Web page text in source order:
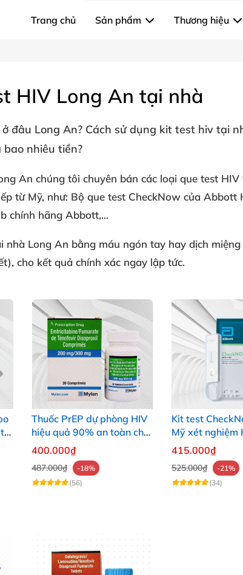
Trang chủ Sản phẩm Thương hiệu
HIV Long An tại nhà
đâu Long An? Cách sử dụng kit test hiv tại
bao nhiêu tiền?
An chúng tôi chuyên bán các loại que test HIV
từ Mỹ, như: Bộ que test CheckNow của Abbott
chính hãng Abbott,...
nhà Long An bằng máu ngón tay hay dịch
cho kết quả chính xác ngay lập tức.
Thuốc PrEP dự phòng HIV
hiệu quả 90% an toàn cho
người dùng
400.000₫
487.000₫
-18%
(56)
Kit test
Mỹ xét nghiệm
xác tại nhà
415.000₫
525.000₫
-21%
(34)